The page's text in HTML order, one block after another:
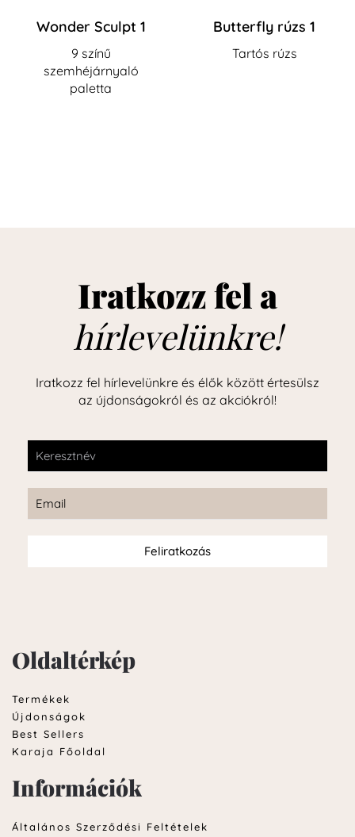
Wonder Sculpt 1
9 színű
szemhéjárnyaló
paletta
Butterfly rúzs 1
Tartós rúzs
Iratkozz fel a
hírlevelünkre!
Iratkozz fel hírlevelünkre és élők között értesülsz
az újdonságokról és az akciókról!
Feliratkozás
Oldaltérkép
Termékek
Újdonságok
Best Sellers
Karaja Főoldal
Információk
Általános Szerződési Feltételek